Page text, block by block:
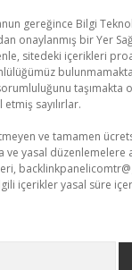
gereğince Bilgi
onaylanmış bir Yer
sitedeki içerikleri
taşımakta
sayılırlar.
ve tamamen
yasal düzenlemelere
içerikler yasal süre